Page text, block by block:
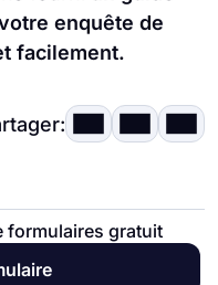
enquête de
facilement.
formulaires gratuit